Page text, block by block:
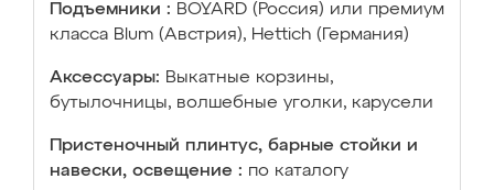
Подъемники : BOYARD (Россия) или премиум
класса Blum (Австрия), Hettich (Германия)
Аксессуары: Выкатные корзины,
бутылочницы, волшебные уголки, карусели
Пристеночный плинтус, барные стойки и
навески, освещение : по каталогу